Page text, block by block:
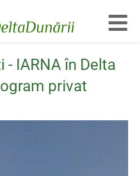
- IARNA în Delta
privat